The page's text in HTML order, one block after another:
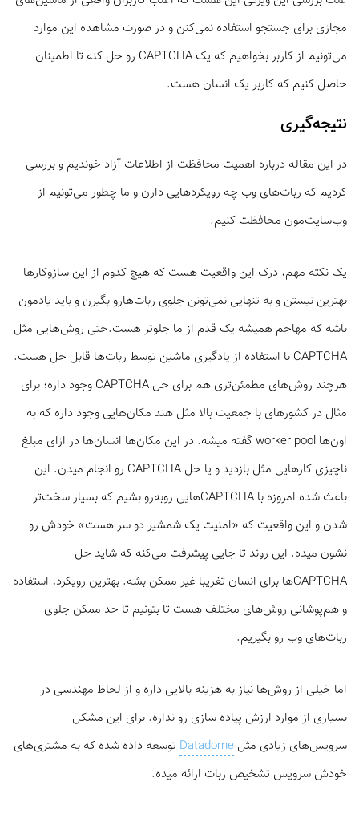
مجازی برای جستجو استفاده نمی‌کنن و در صورت مشاهده این موارد
می‌تونیم از کاربر بخواهیم که یک CAPTCHA رو حل کنه تا اطمینان
حاصل کنیم که کاربر یک انسان هست.
نتیجه‌گیری
در این مقاله درباره اهمیت محافظت از اطلاعات آزاد خوندیم و بررسی
کردیم که ربات‌های وب چه رویکردهایی دارن و ما چطور می‌تونیم از
وب‌سایت‌مون محافظت کنیم.
یک نکته مهم، درک این واقعیت هست که هیچ کدوم از این سازوکارها
بهترین نیستن و به تنهایی نمی‌تونن جلوی ربا‌ت‌هارو بگیرن و باید یادمون
باشه که مهاجم همیشه یک قدم از ما جلوتر هست.حتی روش‌هایی مثل
CAPTCHA با استفاده از یادگیری ماشین توسط ربات‌ها قابل حل هست.
هرچند روش‌های مطمئن‌تری هم برای حل CAPTCHA وجود داره؛ برای
مثال در کشور‌های با جمعیت بالا مثل هند مکان‌‌هایی وجود داره که به
اون‌ها worker pool گفته میشه. در این مکان‌ها انسان‌ها در ازای مبلغ
ناچیزی کار‌هایی مثل بازدید و یا حل CAPTCHA رو انجام میدن. این
باعث شده امروزه با CAPTCHAهایی روبه‌رو بشیم که بسیار سخت‌تر
شدن و این واقعیت که «امنیت یک شمشیر دو سر هست» خودش رو
نشون میده. این روند تا جایی پیشرفت می‌کنه که شاید حل
CAPTCHAها برای انسان تغریبا غیر ممکن بشه. بهترین رویکرد، استفاده
و هم‌پوشانی روش‌های مختلف هست تا بتونیم تا حد ممکن جلوی
ربات‌های وب رو بگیریم.
اما خیلی از روش‌ها نیاز به هزینه بالایی داره و از لحاظ مهندسی در
بسیاری از موارد ارزش پیاده سازی رو نداره. برای این مشکل
سرویس‌های زیادی مثل Datadome توسعه داده شده که به مشتری‌های
خودش سرویس تشخیص ربات ارائه میده.